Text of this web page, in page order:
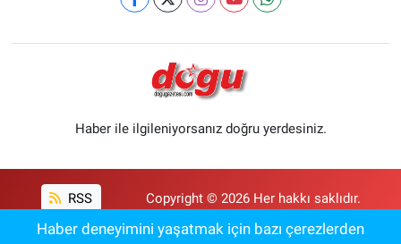
Haber ile ilgileniyorsanız doğru yerdesiniz.
RSS Copyright © 2026 Her hakkı saklıdır.
Haber deneyimini yaşatmak için bazı çerezlerden